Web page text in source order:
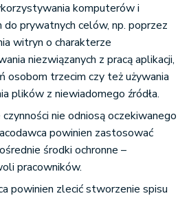
komputerów i
prywatnych celów, np. poprzez
witryn o charakterze
niezwiązanych z pracą aplikacji,
osobom trzecim czy też używania
plików z niewiadomego źródła.
nie odniosą oczekiwanego
powinien zastosować
środki ochronne –
pracowników.
powinien zlecić stworzenie spisu